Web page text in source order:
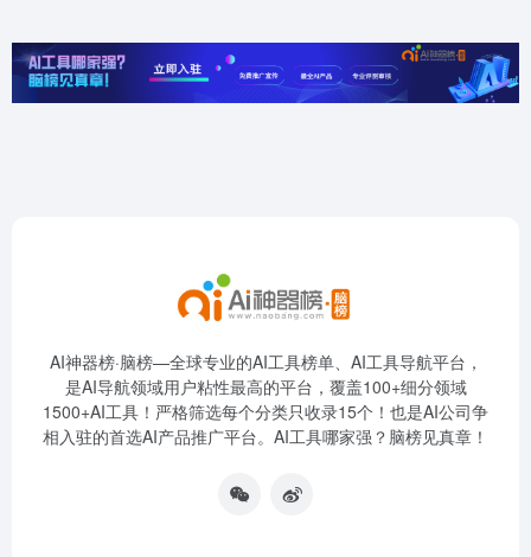
AI神器榜·脑榜—全球专业的AI工具榜单、AI工具导航平台，
是AI导航领域用户粘性最高的平台，覆盖100+细分领域
1500+AI工具！严格筛选每个分类只收录15个！也是AI公司争
相入驻的首选AI产品推广平台。AI工具哪家强？脑榜见真章！